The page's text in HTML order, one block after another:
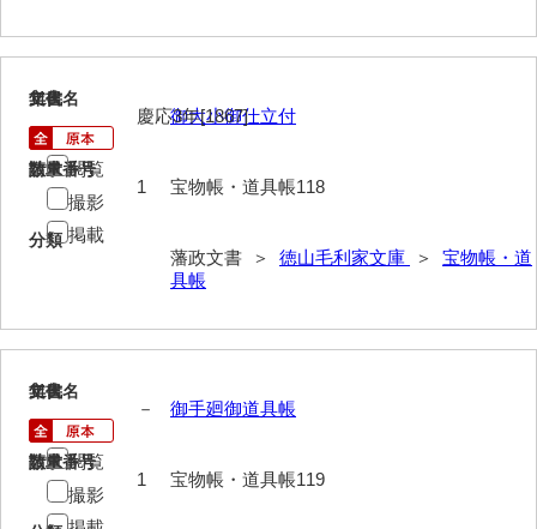
条約
風説書
藩翰譜
藩庁
公裁録
公儀所日誌
江城日誌
118
文書名
御大小御仕立付
請求番号
宝物帳・道具帳118
分類
藩政文書 ＞ 徳山毛利家文庫 ＞ 宝物帳・道
具帳
年代
慶応3年[1867]
数量
1
閲覧
撮影
掲載
119
文書名
御手廻御道具帳
請求番号
宝物帳・道具帳119
年代
－
数量
1
閲覧
撮影